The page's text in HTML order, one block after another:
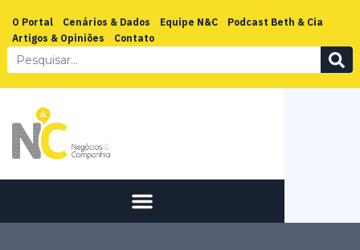
O Portal Cenários & Dados Equipe N&C
Podcast Beth & Cia
Artigos & Opiniões
Contato